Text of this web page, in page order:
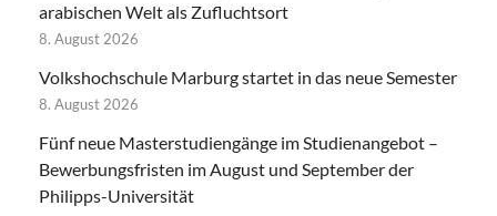
arabischen Welt als Zufluchtsort
8. August 2026
Volkshochschule Marburg startet in das neue Semester
8. August 2026
Fünf neue Masterstudiengänge im Studienangebot –
Bewerbungsfristen im August und September der
Philipps-Universität